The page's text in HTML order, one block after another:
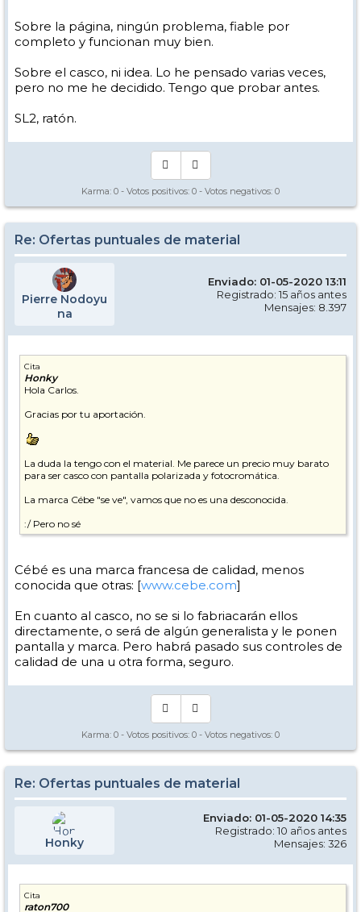
Admito sugerencias de modelos para comprar.
Sobre la página, ningún problema, fiable por
completo y funcionan muy bien.
Sobre el casco, ni idea. Lo he pensado varias veces,
pero no me he decidido. Tengo que probar antes.
SL2, ratón.
Karma: 0 - Votos positivos: 0 - Votos negativos: 0
Re: Ofertas puntuales de material
Pierre Nodoyu
na
Enviado: 01-05-2020 13:11
Registrado: 15 años antes
Mensajes: 8.397
Cita
Honky
Hola Carlos.
Gracias por tu aportación.
La duda la tengo con el material. Me parece un precio muy barato
para ser casco con pantalla polarizada y fotocromática.
La marca Cébe "se ve", vamos que no es una desconocida.
:/ Pero no sé
Cébé es una marca francesa de calidad, menos
conocida que otras: [www.cebe.com]
En cuanto al casco, no se si lo fabriacarán ellos
directamente, o será de algún generalista y le ponen
pantalla y marca. Pero habrá pasado sus controles de
calidad de una u otra forma, seguro.
Karma: 0 - Votos positivos: 0 - Votos negativos: 0
Re: Ofertas puntuales de material
Honky
Enviado: 01-05-2020 14:35
Registrado: 10 años antes
Mensajes: 326
Cita
raton700